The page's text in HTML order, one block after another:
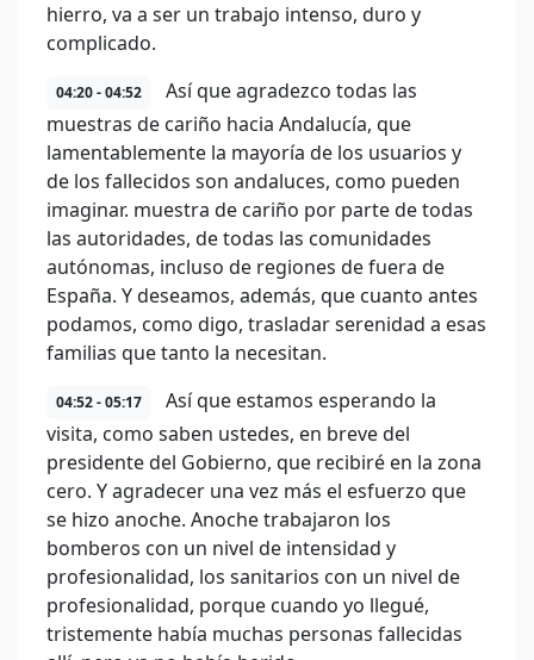
hierro, va a ser un trabajo intenso, duro y
complicado.
04:20 - 04:52
Así que agradezco todas las
muestras de cariño hacia Andalucía, que
lamentablemente la mayoría de los usuarios y
de los fallecidos son andaluces, como pueden
imaginar. muestra de cariño por parte de todas
las autoridades, de todas las comunidades
autónomas, incluso de regiones de fuera de
España. Y deseamos, además, que cuanto antes
podamos, como digo, trasladar serenidad a esas
familias que tanto la necesitan.
04:52 - 05:17
Así que estamos esperando la
visita, como saben ustedes, en breve del
presidente del Gobierno, que recibiré en la zona
cero. Y agradecer una vez más el esfuerzo que
se hizo anoche. Anoche trabajaron los
bomberos con un nivel de intensidad y
profesionalidad, los sanitarios con un nivel de
profesionalidad, porque cuando yo llegué,
tristemente había muchas personas fallecidas